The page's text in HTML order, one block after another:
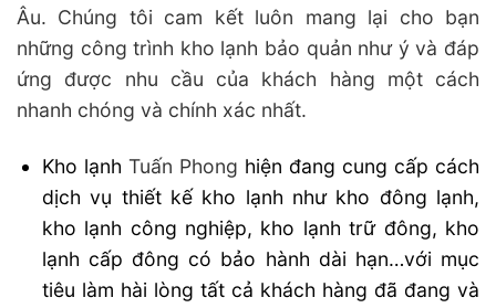
Âu. Chúng tôi cam kết luôn mang lại cho bạn
những công trình kho lạnh bảo quản như ý và đáp
ứng được nhu cầu của khách hàng một cách
nhanh chóng và chính xác nhất.
Kho lạnh Tuấn Phong hiện đang cung cấp cách
dịch vụ thiết kế kho lạnh như kho đông lạnh,
kho lạnh công nghiệp, kho lạnh trữ đông, kho
lạnh cấp đông có bảo hành dài hạn…với mục
tiêu làm hài lòng tất cả khách hàng đã đang và